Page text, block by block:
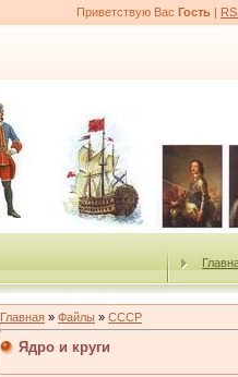
Приветствую Вас Гость |
Главная » Файлы » СССР
Ядро и круги